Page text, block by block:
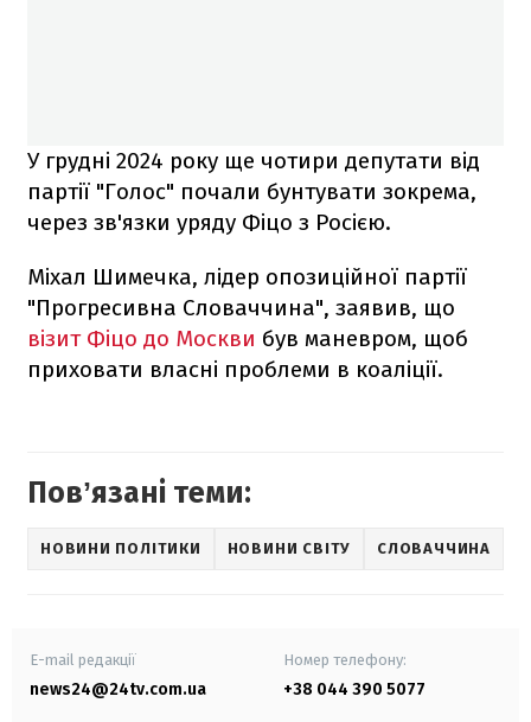
У грудні 2024 року ще чотири депутати від
партії "Голос" почали бунтувати зокрема,
через зв'язки уряду Фіцо з Росією.
Міхал Шимечка, лідер опозиційної партії
"Прогресивна Словаччина", заявив, що
візит Фіцо до Москви був маневром, щоб
приховати власні проблеми в коаліції.
Повʼязані теми:
НОВИНИ ПОЛІТИКИ НОВИНИ СВІТУ СЛОВАЧЧИНА
E-mail редакції
news24@24tv.com.ua
Номер телефону:
+38 044 390 5077